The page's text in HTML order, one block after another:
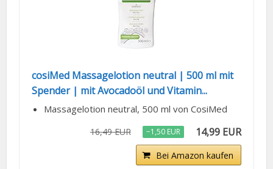
cosiMed Massagelotion neutral | 500 ml mit
Spender | mit Avocadoöl und Vitamin...
Massagelotion neutral, 500 ml von CosiMed
16,49 EUR −1,50 EUR 14,99 EUR
Bei Amazon kaufen